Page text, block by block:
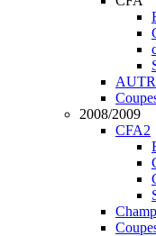
2008/2009
CFA2